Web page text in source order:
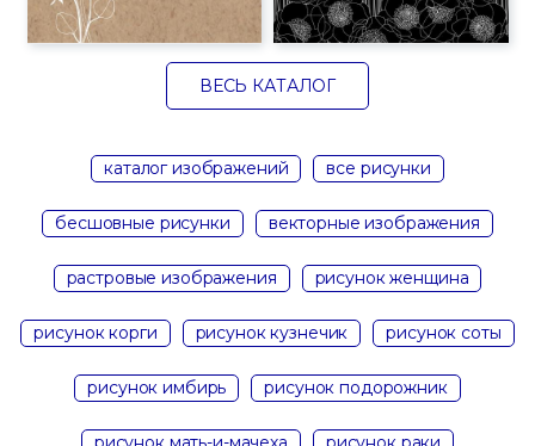
ВЕСЬ КАТАЛОГ
каталог изображений все рисунки
бесшовные рисунки векторные изображения
растровые изображения рисунок женщина
рисунок корги рисунок кузнечик рисунок соты
рисунок имбирь рисунок подорожник